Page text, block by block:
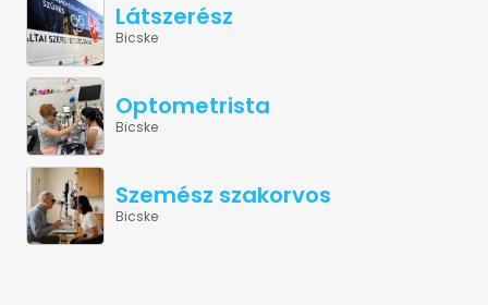
Látszerész
Bicske
Optometrista
Bicske
Szemész szakorvos
Bicske